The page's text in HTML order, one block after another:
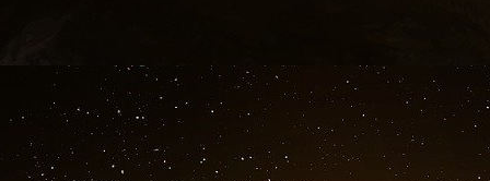
la France était prête à s’engager dans un «
européens en vue d’explorer la meilleure
la sécurité européenne globale – sans se
défense du continent. Le retour à la